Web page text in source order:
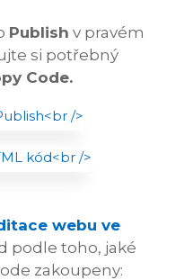
Publish v pravém
si potřebný
Code.
webu ve
podle toho, jaké
zakoupeny: